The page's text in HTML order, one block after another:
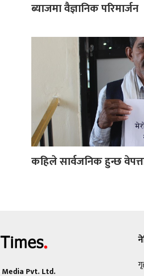
ब्याजमा वैज्ञानिक परिमार्जन
कहिले सार्वजनिक हुन्छ
Pvt. Ltd.